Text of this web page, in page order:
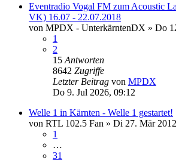
Eventradio Vogal FM zum Acoustic
VK) 16.07 - 22.07.2018
von MPDX - UnterkärntenDX » Do
1
2
15 Antworten
8642 Zugriffe
Letzter Beitrag von MPDX
Do 9. Jul 2026, 09:12
Welle 1 in Kärnten - Welle 1 gestartet!
von RTL 102.5 Fan » Di 27. Mär
1
…
31